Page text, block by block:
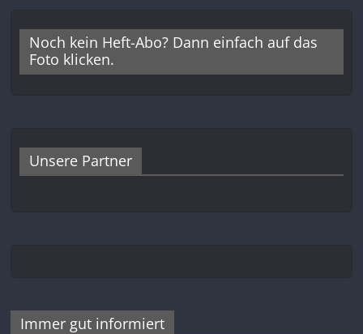
Noch kein Heft-Abo? Dann einfach auf das
Foto klicken.
Unsere Partner
Immer gut informiert